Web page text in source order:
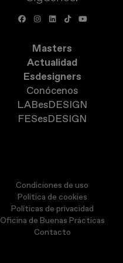
Masters
Actualidad
Esdesigners
Conócenos
LABesDESIGN
FESesDESIGN
Condiciones de uso
Política de cookies
Políticas de privacidad
Oficina de Buenas Prácticas
Contacto